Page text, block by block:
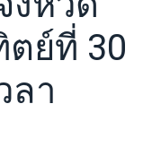
ตย์ที่ 30
ลา